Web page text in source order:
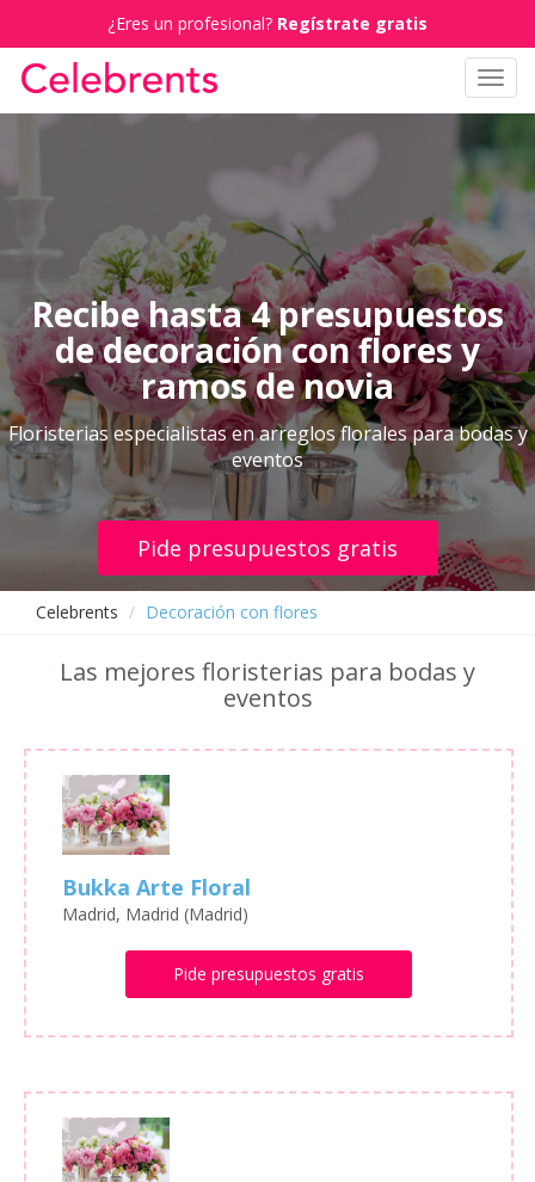
¿Eres un profesional? Regístrate gratis
Recibe hasta 4 presupuestos
de decoración con flores y
ramos de novia
Floristerias especialistas en arreglos florales para bodas y
eventos
Pide presupuestos gratis
Celebrents Decoración con flores
Las mejores floristerias para bodas y
eventos
Bukka Arte Floral
Madrid, Madrid (Madrid)
Pide presupuestos gratis